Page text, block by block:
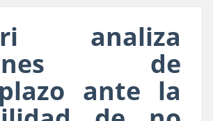
analiza
de
ante la